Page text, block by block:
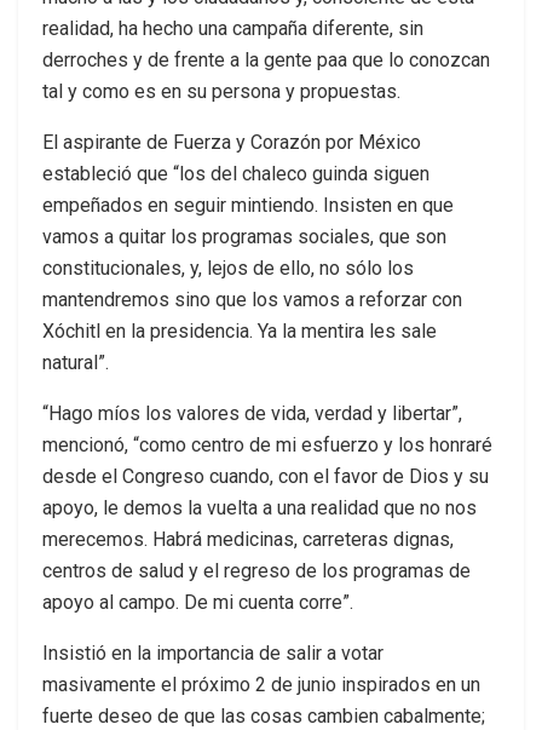
realidad, ha hecho una campaña diferente, sin
derroches y de frente a la gente paa que lo conozcan
tal y como es en su persona y propuestas.
El aspirante de Fuerza y Corazón por México
estableció que “los del chaleco guinda siguen
empeñados en seguir mintiendo. Insisten en que
vamos a quitar los programas sociales, que son
constitucionales, y, lejos de ello, no sólo los
mantendremos sino que los vamos a reforzar con
Xóchitl en la presidencia. Ya la mentira les sale
natural”.
“Hago míos los valores de vida, verdad y libertar”,
mencionó, “como centro de mi esfuerzo y los honraré
desde el Congreso cuando, con el favor de Dios y su
apoyo, le demos la vuelta a una realidad que no nos
merecemos. Habrá medicinas, carreteras dignas,
centros de salud y el regreso de los programas de
apoyo al campo. De mi cuenta corre”.
Insistió en la importancia de salir a votar
masivamente el próximo 2 de junio inspirados en un
fuerte deseo de que las cosas cambien cabalmente;